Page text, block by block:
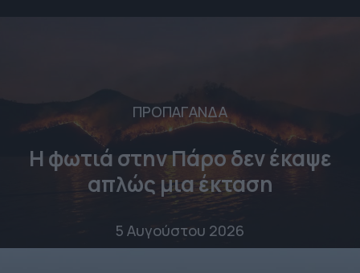
ΠΡΟΠΑΓΑΝΔΑ
Η φωτιά στην Πάρο δεν έκαψε
απλώς μια έκταση
5 Αυγούστου 2026